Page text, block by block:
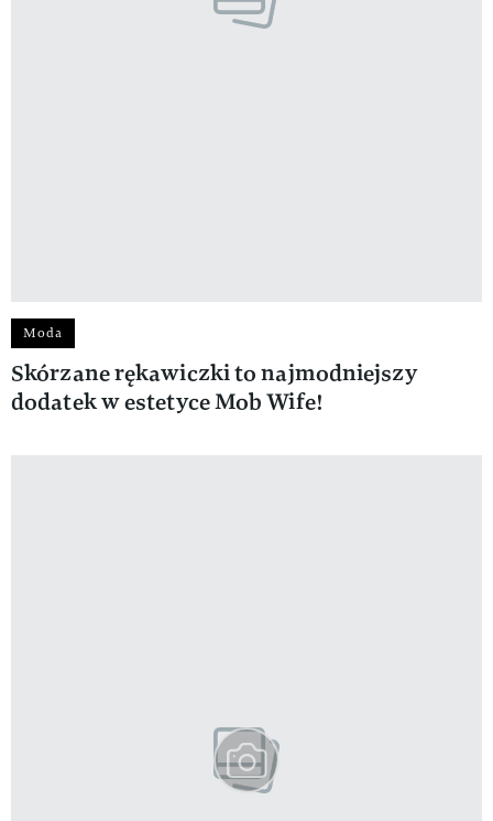
Moda
Skórzane rękawiczki to najmodniejszy
dodatek w estetyce Mob Wife!